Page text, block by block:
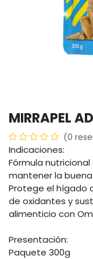
MIRRAPEL
(0
Indicaciones:
Fórmula
mantener la
Protege el hígado
de oxidantes y
alimenticio con
Presentación:
Paquete 300g